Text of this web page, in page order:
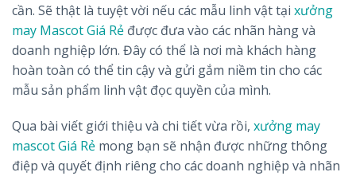
cần. Sẽ thật là tuyệt vời nếu các mẫu linh vật tại xưởng
may Mascot Giá Rẻ được đưa vào các nhãn hàng và
doanh nghiệp lớn. Đây có thể là nơi mà khách hàng
hoàn toàn có thể tin cậy và gửi gắm niềm tin cho các
mẫu sản phẩm linh vật đọc quyền của mình.
Qua bài viết giới thiệu và chi tiết vừa rồi, xưởng may
mascot Giá Rẻ mong bạn sẽ nhận được những thông
điệp và quyết định riêng cho các doanh nghiệp và nhãn